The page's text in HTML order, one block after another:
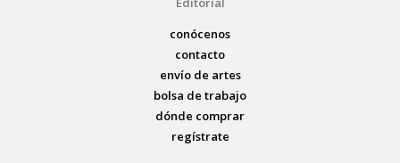
conócenos
contacto
envío de artes
bolsa de trabajo
dónde comprar
regístrate